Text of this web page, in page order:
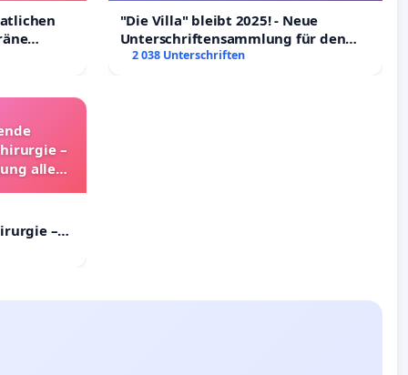
"Die Villa" bleibt 2025! - Neue
Unterschriftensammlung für den
Erhalt der Villa
2 038 Unterschriften
–
aller
–
aller